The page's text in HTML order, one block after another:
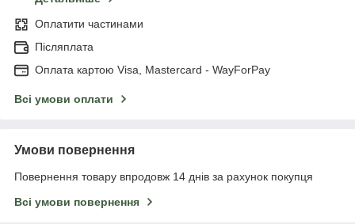
Оплатити частинами
Післяплата
Оплата картою Visa, Mastercard - WayForPay
Всі умови оплати
Умови повернення
Повернення товару впродовж 14 днів за рахунок покупця
Всі умови повернення